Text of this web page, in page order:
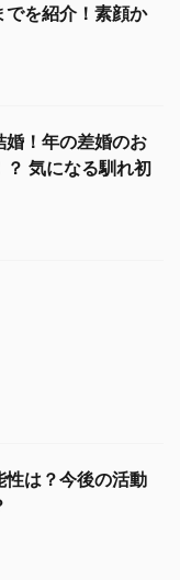
を紹介！素顔か
！年の差婚のお
気になる馴れ初
は？今後の活動